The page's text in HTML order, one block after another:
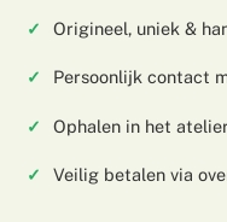
Origineel, uniek &
Persoonlijk contact
Ophalen in het
Veilig betalen via